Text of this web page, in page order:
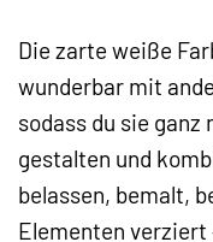
Die zarte weiße
wunderbar mit
sodass du sie ganz
gestalten und
belassen, bemalt,
Elementen verziert